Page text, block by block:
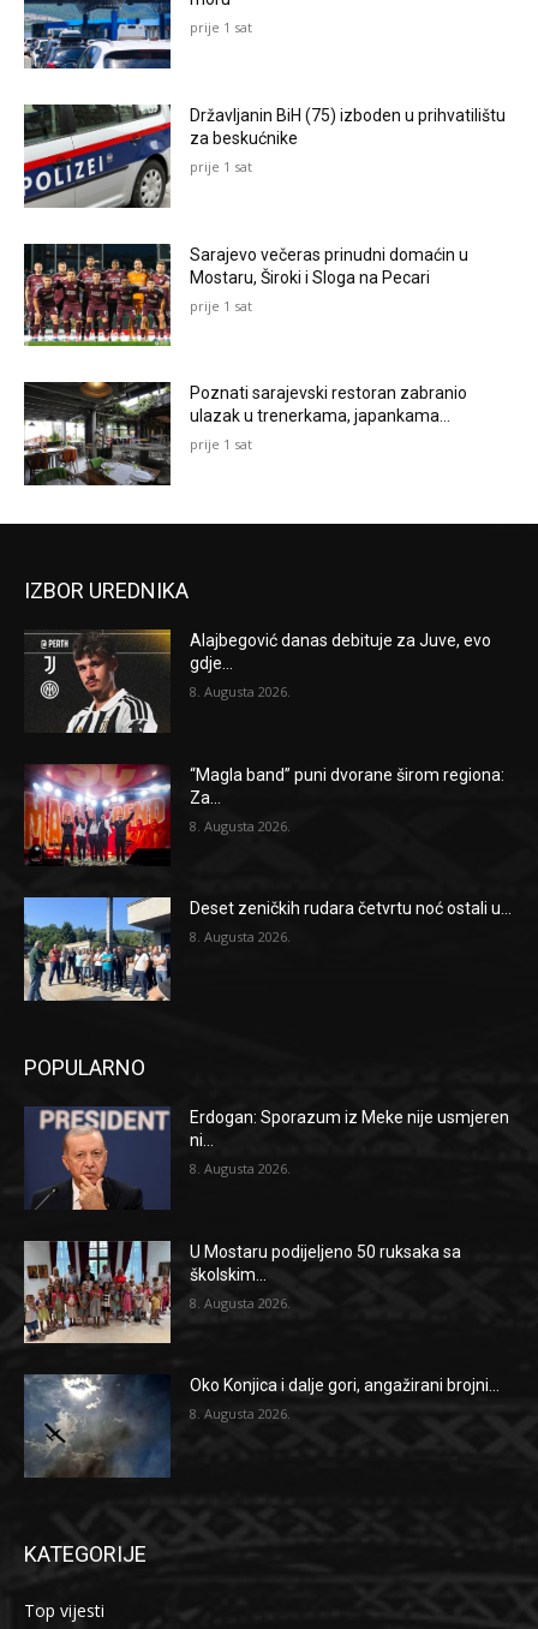
prije 1 sat
Državljanin BiH (75) izboden u prihvatilištu
za beskućnike
prije 1 sat
Sarajevo večeras prinudni domaćin u
Mostaru, Široki i Sloga na Pecari
prije 1 sat
Poznati sarajevski restoran zabranio
ulazak u trenerkama, japankama…
prije 1 sat
IZBOR UREDNIKA
Alajbegović danas debituje za Juve, evo
gdje...
8. Augusta 2026.
“Magla band” puni dvorane širom regiona:
Za...
8. Augusta 2026.
Deset zeničkih rudara četvrtu noć ostali u...
8. Augusta 2026.
POPULARNO
Erdogan: Sporazum iz Meke nije usmjeren
ni...
8. Augusta 2026.
U Mostaru podijeljeno 50 ruksaka sa
školskim...
8. Augusta 2026.
Oko Konjica i dalje gori, angažirani brojni...
8. Augusta 2026.
KATEGORIJE
Top vijesti